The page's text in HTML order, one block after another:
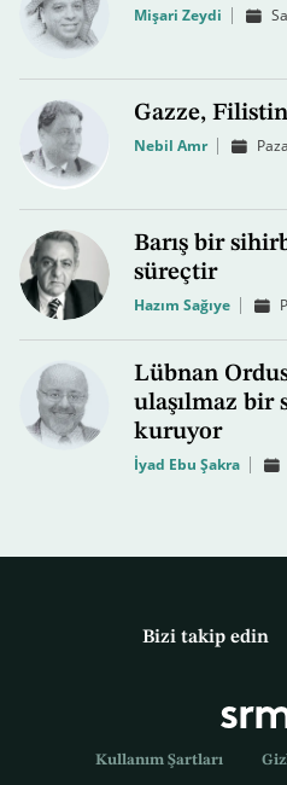
Mişari Zeydi
Gazze,
Nebil Amr
Barış bir
süreçtir
Hazım Sağıye
Lübnan
ulaşılmaz bir
kuruyor
İyad Ebu Şakra
Bizi takip edin
Kullanım Şartları